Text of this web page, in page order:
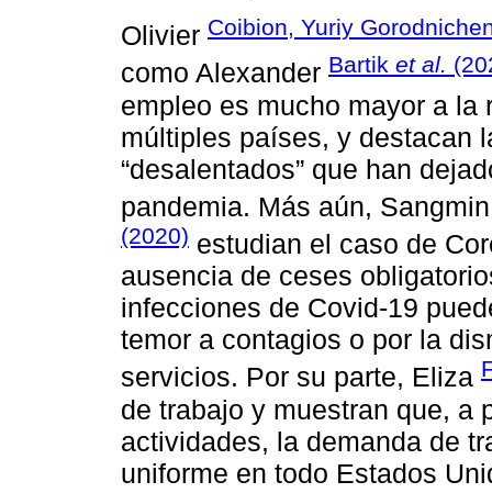
Olivier Coibion, Yuriy
como Alexander Bartik et al.
empleo es mucho mayor a
múltiples países, y destacan
“desalentados” que han
pandemia. Más aún,
(2020) estudian el caso de
ausencia de ceses
infecciones de Covid-19
temor a contagios o por la
servicios. Por su parte, Eliza
de trabajo y muestran que, a
actividades, la demanda de
uniforme en todo Estados